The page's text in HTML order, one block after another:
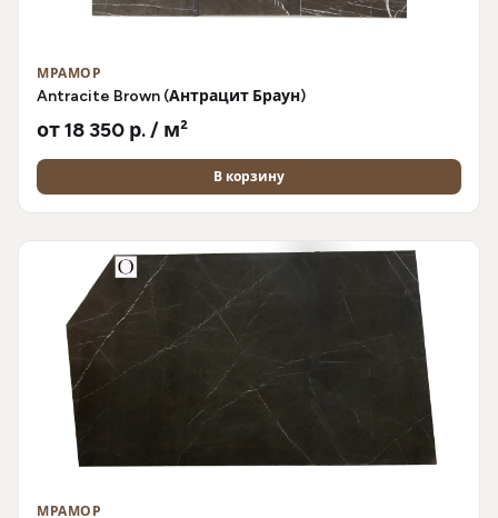
МРАМОР
Antracite Brown (Антрацит Браун)
от 18 350 р. / м²
В корзину
МРАМОР